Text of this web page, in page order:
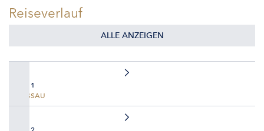
Reiseverlauf
ALLE ANZEIGEN
TAG 1
PASSAU